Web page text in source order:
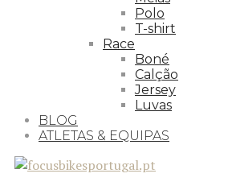
Polo
T-shirt
Race
Boné
Calção
Jersey
Luvas
BLOG
ATLETAS & EQUIPAS